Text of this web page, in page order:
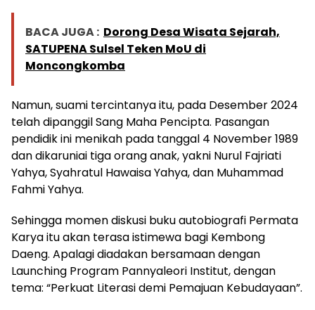
BACA JUGA : Dorong Desa Wisata Sejarah,
SATUPENA Sulsel Teken MoU di
Moncongkomba
Namun, suami tercintanya itu, pada Desember 2024
telah dipanggil Sang Maha Pencipta. Pasangan
pendidik ini menikah pada tanggal 4 November 1989
dan dikaruniai tiga orang anak, yakni Nurul Fajriati
Yahya, Syahratul Hawaisa Yahya, dan Muhammad
Fahmi Yahya.
Sehingga momen diskusi buku autobiografi Permata
Karya itu akan terasa istimewa bagi Kembong
Daeng. Apalagi diadakan bersamaan dengan
Launching Program Pannyaleori Institut, dengan
tema: “Perkuat Literasi demi Pemajuan Kebudayaan”.